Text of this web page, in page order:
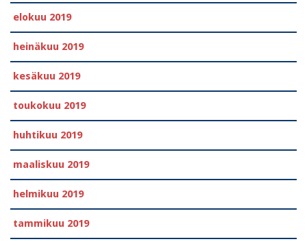
elokuu 2019
heinäkuu 2019
kesäkuu 2019
toukokuu 2019
huhtikuu 2019
maaliskuu 2019
helmikuu 2019
tammikuu 2019